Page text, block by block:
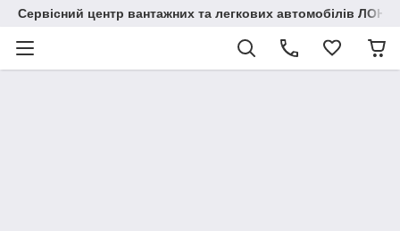
Сервісний центр вантажних та легкових автомобілів